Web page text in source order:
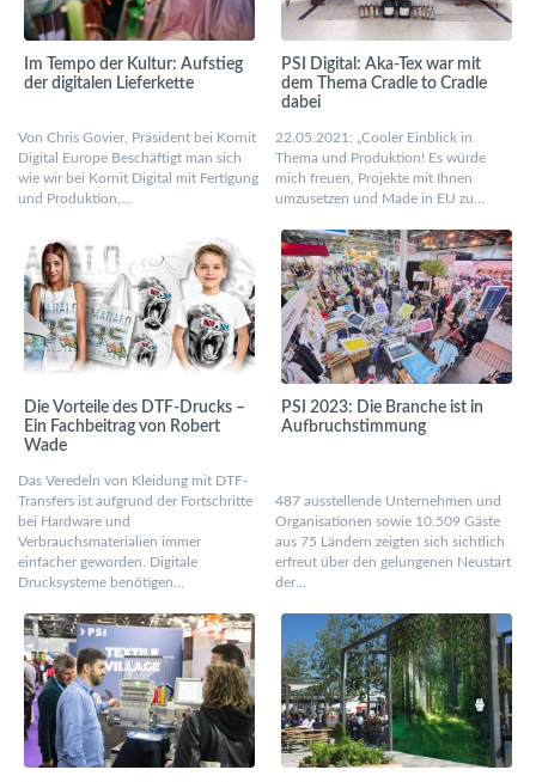
Im Tempo der Kultur: Aufstieg
der digitalen Lieferkette
Von Chris Govier, Präsident bei Kornit
Digital Europe Beschäftigt man sich
wie wir bei Kornit Digital mit Fertigung
und Produktion,…
PSI Digital: Aka-Tex war mit
dem Thema Cradle to Cradle
dabei
22.05.2021: „Cooler Einblick in
Thema und Produktion! Es würde
mich freuen, Projekte mit Ihnen
umzusetzen und Made in EU zu…
Die Vorteile des DTF-Drucks –
Ein Fachbeitrag von Robert
Wade
Das Veredeln von Kleidung mit DTF-
Transfers ist aufgrund der Fortschritte
bei Hardware und
Verbrauchsmaterialien immer
einfacher geworden. Digitale
Drucksysteme benötigen…
PSI 2023: Die Branche ist in
Aufbruchstimmung
487 ausstellende Unternehmen und
Organisationen sowie 10.509 Gäste
aus 75 Ländern zeigten sich sichtlich
erfreut über den gelungenen Neustart
der…